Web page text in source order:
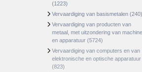
(1223)
Vervaardiging van basismetalen (240)
Vervaardiging van producten van
metaal, met uitzondering van
en apparatuur (5724)
Vervaardiging van computers en van
elektronische en optische apparatuur
(823)